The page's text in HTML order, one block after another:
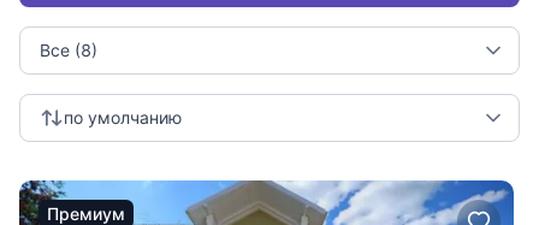
Все (8)
по умолчанию
Премиум